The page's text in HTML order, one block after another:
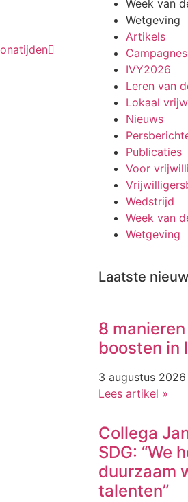
Week van
Wetgeving
Artikels
Campagnes
IVY2026
Leren van
Lokaal
Nieuws
Publicaties
Voor
Wedstrijd
Week van
Wetgeving
Laatste
8
boosten in
3 augustus 2026
Lees artikel »
Collega
SDG: “We
duurzaam
talenten”